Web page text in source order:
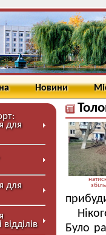
Новини
для
для
Було